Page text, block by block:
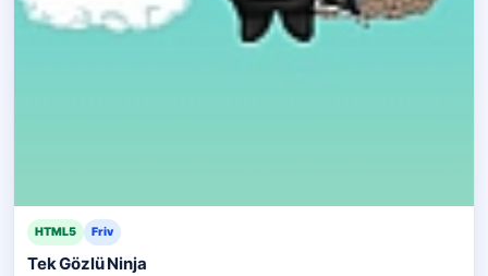
HTML5 Friv
Tek Gözlü Ninja